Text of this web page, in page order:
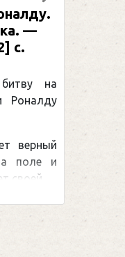
—
с.
на
Роналду
верный
поле и
своей ...
Следующий